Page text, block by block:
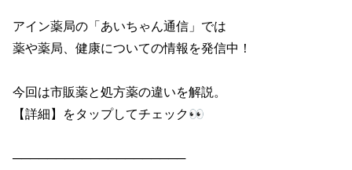
アイン薬局の「あいちゃん通信」では
薬や薬局、健康についての情報を発信中！
今回は市販薬と処方薬の違いを解説。
【詳細】をタップしてチェック👀
────────────────────